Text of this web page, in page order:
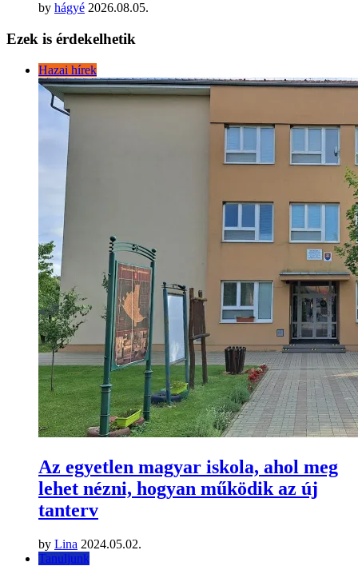
by hágyé 2026.08.05.
Ezek is érdekelhetik
Hazai hírek
Az egyetlen magyar iskola, ahol meg
lehet nézni, hogyan működik az új
tanterv
by Lina 2024.05.02.
Tanuljunk